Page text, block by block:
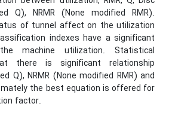
Q), NRMR (None modified RMR).
of tunnel affect on the utilization
indexes have a significant
machine utilization. Statistical
there is significant relationship
Q), NRMR (None modified RMR) and
the best equation is offered for
factor.